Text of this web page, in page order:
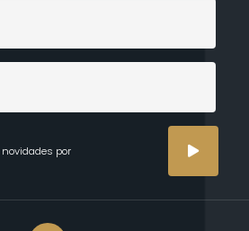
novidades por